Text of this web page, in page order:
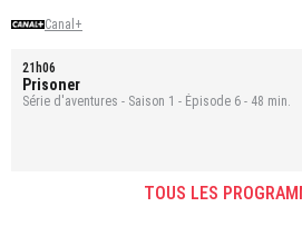
Canal+
21h06
Prisoner
Série d'aventures - Saison 1 - Épisode 6 - 48 min.
TOUS LES